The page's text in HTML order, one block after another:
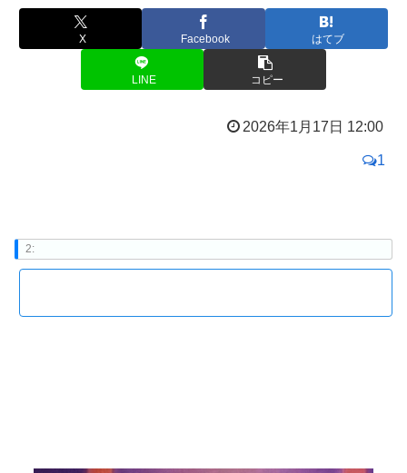
X Facebook はてブ
LINE コピー
2026年1月17日 12:00
1
2: